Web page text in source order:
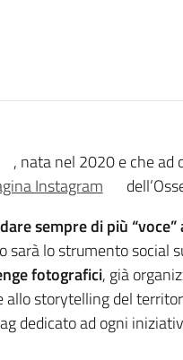
, nata nel 2020 e che ad
Instagram
dare sempre di più
sarà lo strumento social
fotografici, già
storytelling del
dedicato ad ogni